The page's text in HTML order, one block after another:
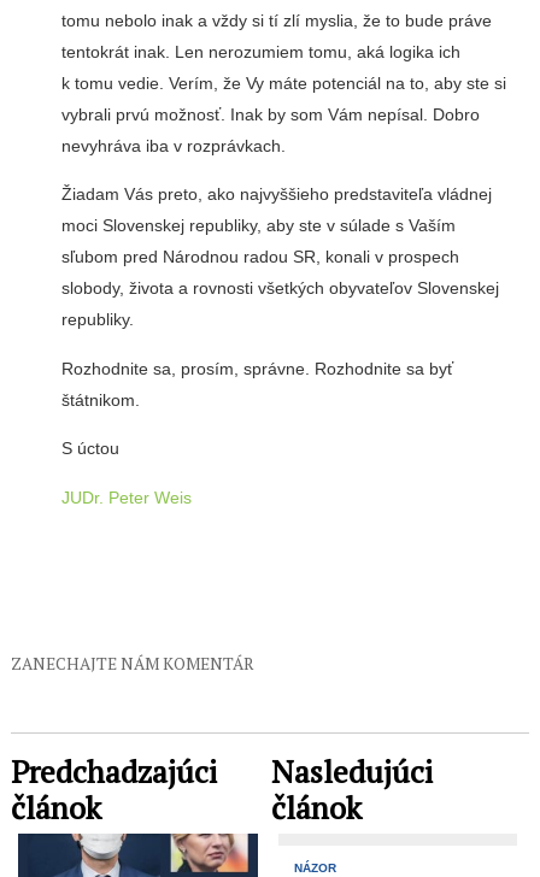
tomu nebolo inak a vždy si tí zlí myslia, že to bude práve
tentokrát inak. Len nerozumiem tomu, aká logika ich
k tomu vedie. Verím, že Vy máte potenciál na to, aby ste si
vybrali prvú možnosť. Inak by som Vám nepísal. Dobro
nevyhráva iba v rozprávkach.
Žiadam Vás preto, ako najvyššieho predstaviteľa vládnej
moci Slovenskej republiky, aby ste v súlade s Vaším
sľubom pred Národnou radou SR, konali v prospech
slobody, života a rovnosti všetkých obyvateľov Slovenskej
republiky.
Rozhodnite sa, prosím, správne. Rozhodnite sa byť
štátnikom.
S úctou
JUDr. Peter Weis
ZANECHAJTE NÁM KOMENTÁR
Predchadzajúci
článok
Nasledujúci
článok
NÁZOR